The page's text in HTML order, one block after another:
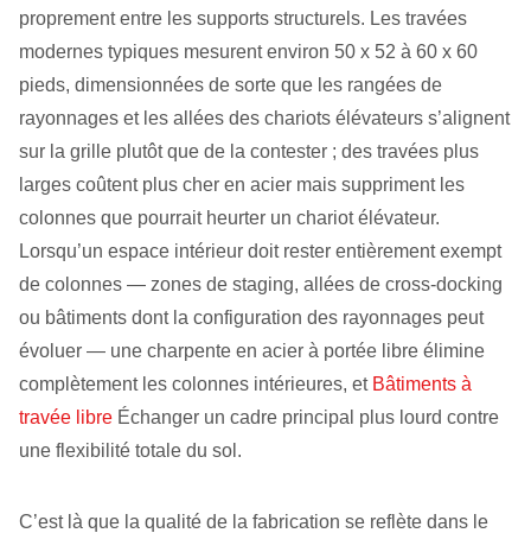
proprement entre les supports structurels. Les travées
modernes typiques mesurent environ 50 x 52 à 60 x 60
pieds, dimensionnées de sorte que les rangées de
rayonnages et les allées des chariots élévateurs s’alignent
sur la grille plutôt que de la contester ; des travées plus
larges coûtent plus cher en acier mais suppriment les
colonnes que pourrait heurter un chariot élévateur.
Lorsqu’un espace intérieur doit rester entièrement exempt
de colonnes — zones de staging, allées de cross-docking
ou bâtiments dont la configuration des rayonnages peut
évoluer — une charpente en acier à portée libre élimine
complètement les colonnes intérieures, et Bâtiments à
travée libre Échanger un cadre principal plus lourd contre
une flexibilité totale du sol.
C’est là que la qualité de la fabrication se reflète dans le